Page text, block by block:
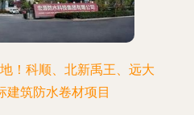
！科顺、北新禹王、远大
建筑防水卷材项目